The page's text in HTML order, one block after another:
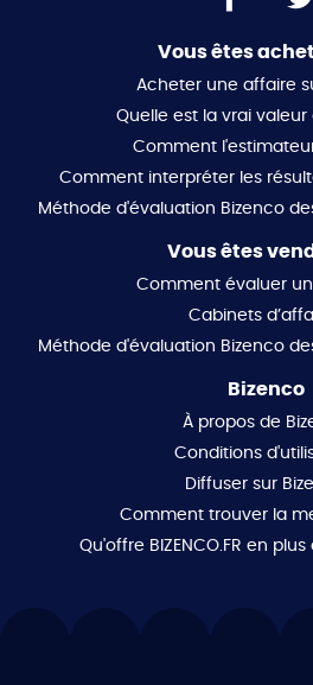
Vous êtes
Acheter une affaire
Quelle est la vrai valeur
Comment
Comment interpréter les
Méthode d'évaluation Bizenco
Vous êtes
Comment évaluer
Cabinets
Méthode d'évaluation Bizenco
Bizenco
À propos de
Conditions
Diffuser sur
Comment trouver la
Qu'offre BIZENCO.FR en